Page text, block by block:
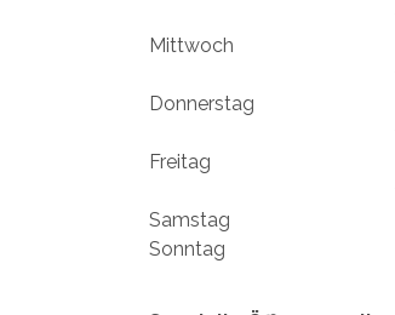
Mittwoch
Donnerstag
Freitag
Samstag
Sonntag